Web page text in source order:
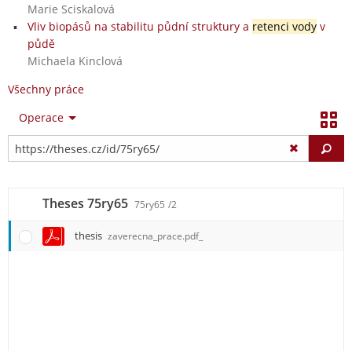
Marie Sciskalová
Vliv biopásů na stabilitu půdní struktury a retenci vodyv
půdě
Michaela Kinclová
Všechny práce
Operace
Theses 75ry65 75ry65 /2
thesis zaverecna_prace.pdf_